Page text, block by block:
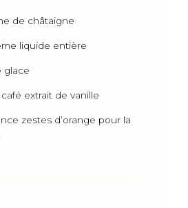
de châtaigne
liquide entière
glace
extrait de vanille
zestes d’orange pour la